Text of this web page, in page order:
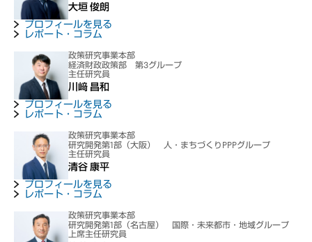
大垣 俊朗
プロフィールを見る
レポート・コラム
政策研究事業本部
経済財政政策部 第3グループ
主任研究員
川﨑 昌和
プロフィールを見る
レポート・コラム
政策研究事業本部
研究開発第1部（大阪） 人・まちづくりPPPグループ
主任研究員
清谷 康平
プロフィールを見る
レポート・コラム
政策研究事業本部
研究開発第1部（名古屋） 国際・未来都市・地域グループ
上席主任研究員